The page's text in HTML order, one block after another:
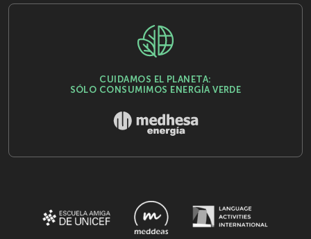
CUIDAMOS EL PLANETA:
SÓLO CONSUMIMOS ENERGÍA VERDE